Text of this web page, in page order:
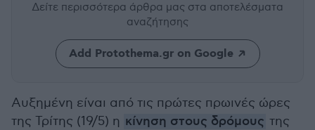
Δείτε περισσότερα άρθρα μας στα αποτελέσματα
αναζήτησης
Add Protothema.gr on Google
Αυξημένη είναι από τις πρώτες πρωινές ώρες
της Τρίτης (19/5) η κίνηση στους δρόμους της